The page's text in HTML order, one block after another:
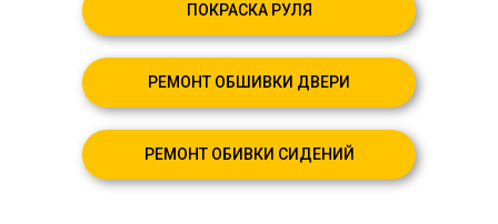
ПОКРАСКА РУЛЯ
РЕМОНТ ОБШИВКИ ДВЕРИ
РЕМОНТ ОБИВКИ СИДЕНИЙ